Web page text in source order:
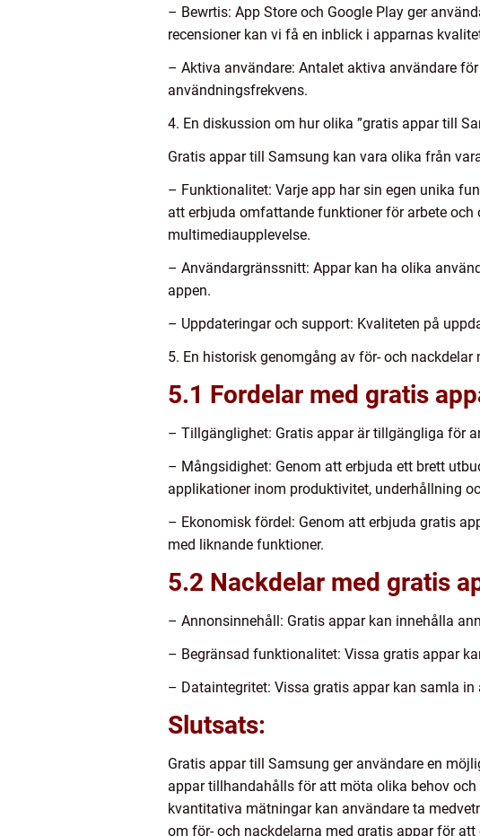
– Bewrtis: App Store och Google Play ger
recensioner kan vi få en inblick i apparnas
– Aktiva användare: Antalet aktiva användare
användningsfrekvens.
4. En diskussion om hur olika ”gratis appar till
Gratis appar till Samsung kan vara olika från
– Funktionalitet: Varje app har sin egen unika
att erbjuda omfattande funktioner för arbete
multimediaupplevelse.
– Användargränssnitt: Appar kan ha olika
appen.
– Uppdateringar och support: Kvaliteten på
5. En historisk genomgång av för- och
5.1 Fordelar med gratis
– Tillgänglighet: Gratis appar är tillgängliga för
– Mångsidighet: Genom att erbjuda ett brett
applikationer inom produktivitet, underhållning
– Ekonomisk fördel: Genom att erbjuda gratis
med liknande funktioner.
5.2 Nackdelar med gratis
– Annonsinnehåll: Gratis appar kan innehålla
– Begränsad funktionalitet: Vissa gratis appar
– Dataintegritet: Vissa gratis appar kan samla
Slutsats:
Gratis appar till Samsung ger användare en
appar tillhandahålls för att möta olika behov
kvantitativa mätningar kan användare ta
om för- och nackdelarna med gratis appar för